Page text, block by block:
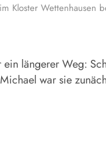
Kloster Wettenhausen
längerer Weg:
war sie